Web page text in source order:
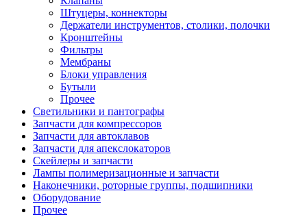
Штуцеры, коннекторы
Держатели инструментов, столики, полочки
Кронштейны
Фильтры
Мембраны
Блоки управления
Бутыли
Прочее
Светильники и пантографы
Запчасти для компрессоров
Запчасти для автоклавов
Запчасти для апекслокаторов
Скейлеры и запчасти
Лампы полимеризационные и запчасти
Наконечники, роторные группы, подшипники
Оборудование
Прочее